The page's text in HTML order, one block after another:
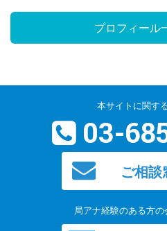
プロフィール
本サイトに関す
03-
ご相談
局アナ経験のある方